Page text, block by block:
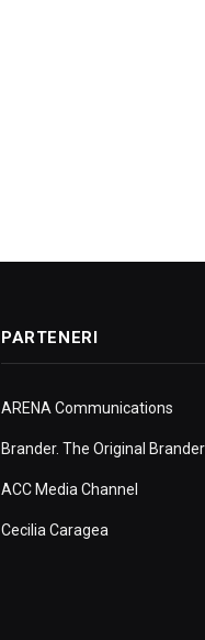
PARTENERI
ARENA Communications
Brander. The Original Brander
ACC Media Channel
Cecilia Caragea